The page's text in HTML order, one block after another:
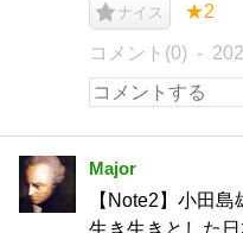
ナイス ★2
コメント(0)
Major
【Note2】小田
生き生きとした